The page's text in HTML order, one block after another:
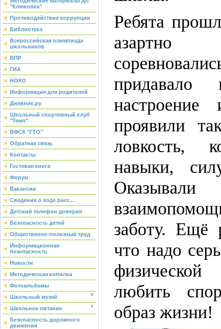
"Клюковка"
Противодействие коррупции
Библиотека
Всероссийская олимпиада
школьников
ВПР
ГИА
НОКО
Информация для родителей
Дневник.ру
Школьный спортивный клуб
"Темп"
ВФСК "ГТО"
Обратная связь
Контакты
Гостевая книга
Форум
Вакансии
Сведения о ходе расс...
Детский телефон доверия
Безопасность детей
Общественно-полезный труд
Информационная
безопасность
Новости
Методическая копилка
Фотоальбомы
Школьный музей
Школьное питание
Безопасность дорожного
движения
Ребята
азартно
придавало
проявили
ловкость,
навыки,
заботу. Ещё
что надо
любить
образ жизни!